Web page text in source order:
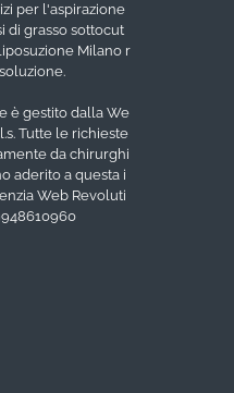
per l'aspirazione
di grasso sottocut
Milano r
è gestito dalla We
Tutte le richieste
da chirurghi
aderito a questa i
Web Revoluti